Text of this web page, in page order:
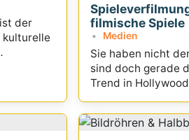
der
kulturelle
filmische Spiele
Medien
Sie haben nicht
sind doch gerade
Trend in